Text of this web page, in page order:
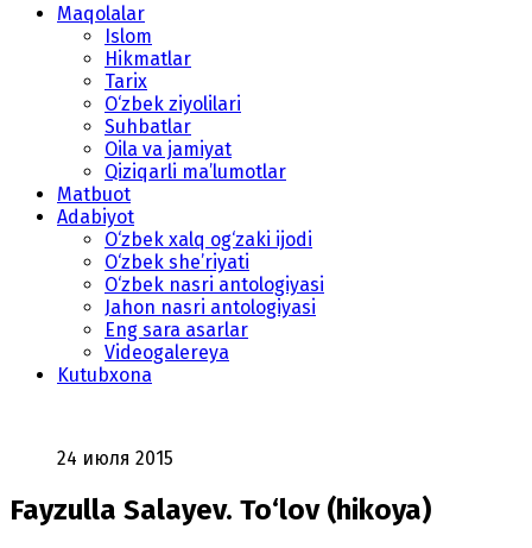
Maqolalar
Islom
Hikmatlar
Tarix
O‘zbek ziyolilari
Suhbatlar
Oila va jamiyat
Qiziqarli ma’lumotlar
Matbuot
Adabiyot
O‘zbek xalq og‘zaki ijodi
O‘zbek she’riyati
O‘zbek nasri antologiyasi
Jahon nasri antologiyasi
Eng sara asarlar
Videogalereya
Kutubxona
24 июля 2015
Fayzulla Salayev. To‘lov (hikoya)